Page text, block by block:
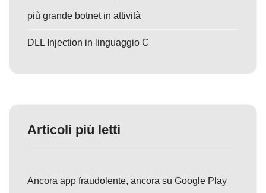
più grande botnet in attività
DLL Injection in linguaggio C
Articoli più letti
Ancora app fraudolente, ancora su Google Play